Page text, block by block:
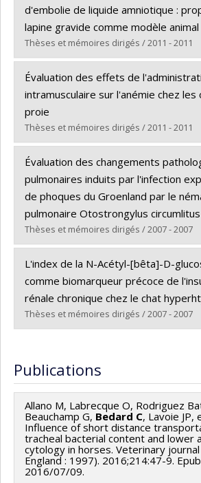
Cycle :Maîtrise
Diplôme obtenu :M. Sc.
Lien vers le document dans Papyrus
d'embolie de liquide amniotique :
lapine gravide comme modèle animal
Thèses et mémoires dirigés / 2011 - 2011
Diplômé(e) :Rannou, Benoit
Cycle :Maîtrise
Diplôme obtenu :
Lien vers le document dans Papyrus
Évaluation des effets de
intramusculaire sur l'anémie chez les
proie
Thèses et mémoires dirigés / 2011 - 2011
Diplômé(e) :Dubé, Catherine
Cycle :Maîtrise
Diplôme obtenu :M. Sc.
Lien vers le document dans Papyrus
Évaluation des changements
pulmonaires induits par l'infection
de phoques du Groenland par le
pulmonaire Otostrongylus circumlitus
Thèses et mémoires dirigés / 2007 - 2007
Diplômé(e) :Piché, Caroline
Cycle :Maîtrise
Diplôme obtenu :M. Sc.
Lien vers le document dans Papyrus
L'index de la N-Acétyl-[bêta]-D-
comme biomarqueur précoce de
rénale chronique chez le chat
Thèses et mémoires dirigés / 2007 - 2007
Cycle :Maîtrise
Diplôme obtenu :M. Sc.
Lien vers le document dans Papyrus
Publications
Allano M, Labrecque O, Rodriguez
Beauchamp G, Bedard C, Lavoie JP,
Influence of short distance
tracheal bacterial content and lower
cytology in horses. Veterinary
England : 1997). 2016;214:47-9. Epub
2016/07/09.